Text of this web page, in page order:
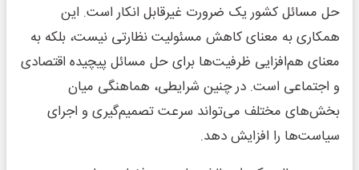
حل مسائل کشور یک ضرورت غیرقابل انکار است. این
همکاری به معنای کاهش مسئولیت نظارتی نیست، بلکه به
معنای هم‌افزایی ظرفیت‌ها برای حل مسائل پیچیده اقتصادی
و اجتماعی است. در چنین شرایطی، هماهنگی میان
بخش‌های مختلف می‌تواند سرعت تصمیم‌گیری و اجرای
سیاست‌ها را افزایش دهد.